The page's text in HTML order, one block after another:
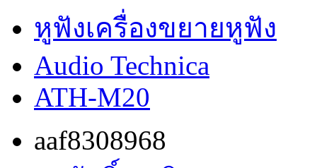
หูฟังเครื่องขยายหูฟัง
Audio Technica
ATH-M20
aaf8308968